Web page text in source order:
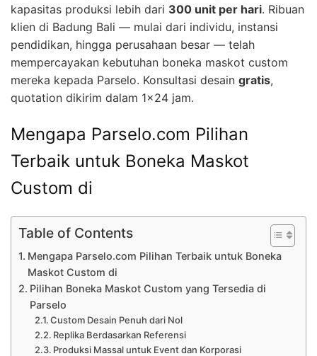
kapasitas produksi lebih dari 300 unit per hari. Ribuan
klien di Badung Bali — mulai dari individu, instansi
pendidikan, hingga perusahaan besar — telah
mempercayakan kebutuhan boneka maskot custom
mereka kepada Parselo. Konsultasi desain gratis,
quotation dikirim dalam 1×24 jam.
Mengapa Parselo.com Pilihan
Terbaik untuk Boneka Maskot
Custom di
Table of Contents
Mengapa Parselo.com Pilihan Terbaik untuk Boneka
Maskot Custom di
Pilihan Boneka Maskot Custom yang Tersedia di
Parselo
Custom Desain Penuh dari Nol
Replika Berdasarkan Referensi
Produksi Massal untuk Event dan Korporasi